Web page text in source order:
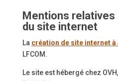
Mentions relatives
du site internet
La création de site internet à
LFCOM.
Le site est hébergé chez OVH,